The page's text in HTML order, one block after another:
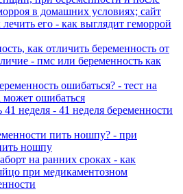
в домашних условиях; сайт
его - как выглядит геморрой
как отличить беременность от
- пмс или беременность как
ошибаться? - тест на
может ошибаться
неделя - 41 неделя беременности
пить ношпу? - при
ношпу
на ранних сроках - как
при медикаментозном